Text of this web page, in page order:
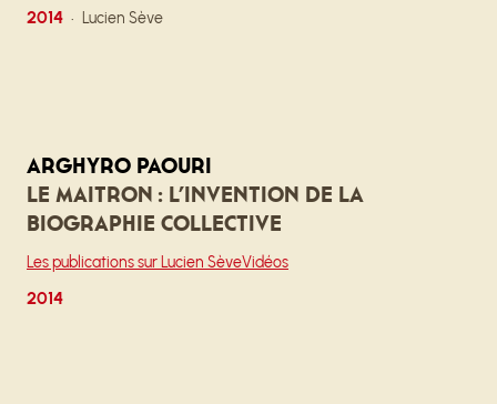
2014 Lucien Sève
Arghyro Paouri
Le Maitron : l’invention de la
biographie collective
Les publications sur Lucien SèveVidéos
2014